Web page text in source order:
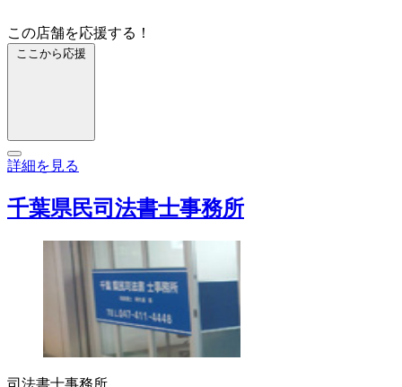
この店舗を応援する！
ここから応援
詳細を見る
千葉県民司法書士事務所
司法書士事務所